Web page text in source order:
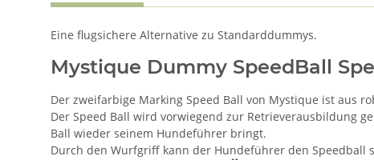
Eine flugsichere Alternative zu Standarddummys.
Mystique Dummy SpeedBall
Der zweifarbige Marking Speed Ball von Mystique ist aus
Der Speed Ball wird vorwiegend zur Retrieverausbildung
Ball wieder seinem Hundeführer bringt.
Durch den Wurfgriff kann der Hundeführer den